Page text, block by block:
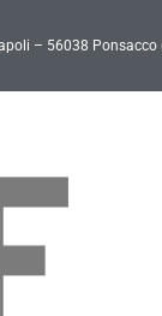
– 56038 Ponsacco